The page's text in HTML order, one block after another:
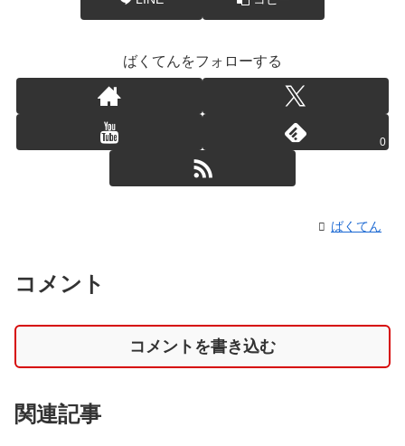
ばくてんをフォローする
0
ばくてん
コメント
コメントを書き込む
関連記事